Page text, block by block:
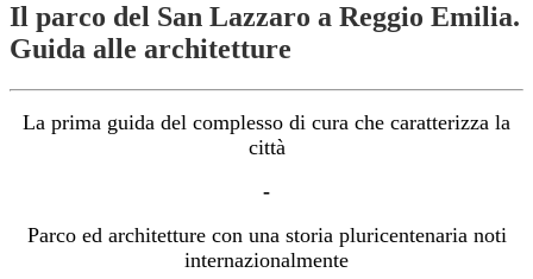
Il parco del San Lazzaro a Reggio Emilia.
Guida alle architetture
La prima guida del complesso di cura che caratterizza la
città
-
Parco ed architetture con una storia pluricentenaria noti
internazionalmente